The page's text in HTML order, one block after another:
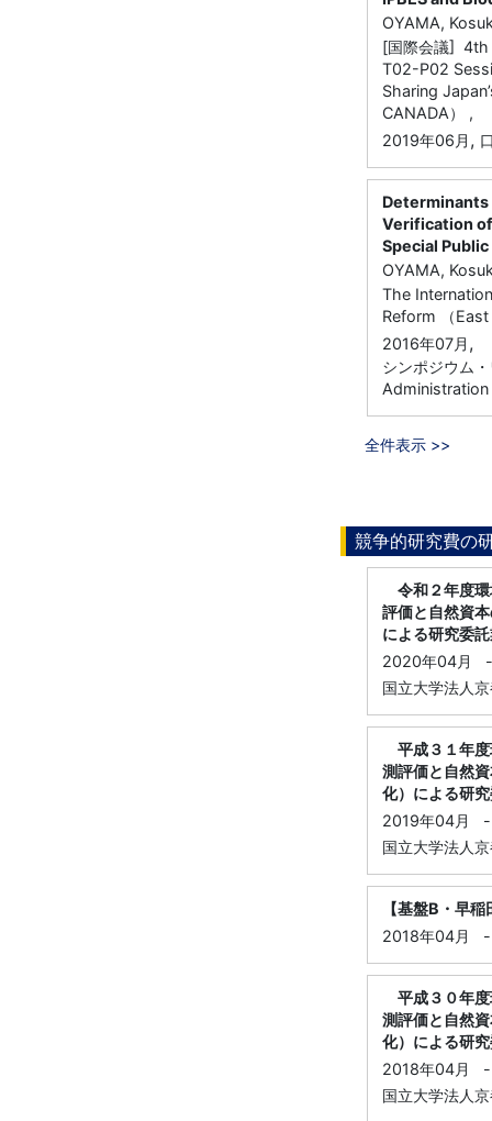
OYAMA,
[国際会議] 4th
T02-P02
Sharing
CANADA） ,
2019年06月 ,
Verification
Special
OYAMA,
The
Reform （
2016年07月 ,
シンポジウム
全件表示 >>
競争的研究費の
令和２年度環
評価と自然資
による研究委
2020年04月
-
国立大学法人
平成３１年度
測評価と自然
化）による研
2019年04月
-
国立大学法人
【基盤B・早
2018年04月
-
平成３０年度
測評価と自然
化）による研
2018年04月
-
国立大学法人